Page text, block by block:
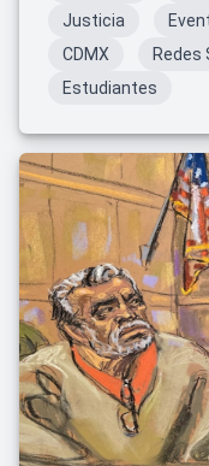
Justicia
CDMX
Redes
Estudiantes